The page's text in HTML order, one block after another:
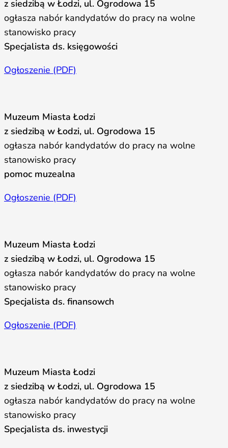
z siedzibą w Łodzi, ul. Ogrodowa 15
ogłasza nabór kandydatów do pracy na wolne
stanowisko pracy
Specjalista ds. księgowości
Ogłoszenie (PDF)
Muzeum Miasta Łodzi
z siedzibą w Łodzi, ul. Ogrodowa 15
ogłasza nabór kandydatów do pracy na wolne
stanowisko pracy
pomoc muzealna
Ogłoszenie (PDF)
Muzeum Miasta Łodzi
z siedzibą w Łodzi, ul. Ogrodowa 15
ogłasza nabór kandydatów do pracy na wolne
stanowisko pracy
Specjalista ds. finansowch
Ogłoszenie (PDF)
Muzeum Miasta Łodzi
z siedzibą w Łodzi, ul. Ogrodowa 15
ogłasza nabór kandydatów do pracy na wolne
stanowisko pracy
Specjalista ds. inwestycji